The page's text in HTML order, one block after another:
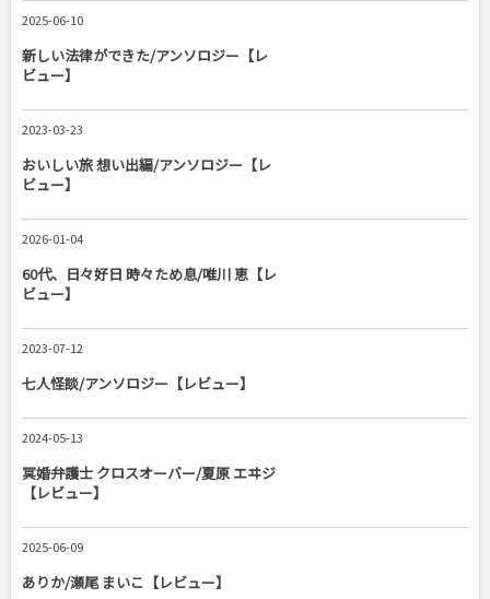
2025-06-10
新しい法律ができた/アンソロジー【レ
ビュー】
2023-03-23
おいしい旅 想い出編/アンソロジー【レ
ビュー】
2026-01-04
60代、日々好日 時々ため息/唯川 恵【レ
ビュー】
2023-07-12
七人怪談/アンソロジー【レビュー】
2024-05-13
冥婚弁護士 クロスオーバー/夏原 エヰジ
【レビュー】
2025-06-09
ありか/瀬尾 まいこ【レビュー】